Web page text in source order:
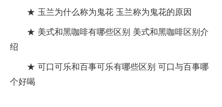
★ 玉兰为什么称为鬼花 玉兰称为鬼花的原因
★ 美式和黑咖啡有哪些区别 美式和黑咖啡区别介
绍
★ 可口可乐和百事可乐有哪些区别 可口与百事哪
个好喝